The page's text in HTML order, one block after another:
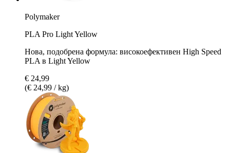
Polymaker
PLA Pro Light Yellow
Нова, подобрена формула: високоефективен High Speed
PLA в Light Yellow
€ 24,99
(€ 24,99 / kg)